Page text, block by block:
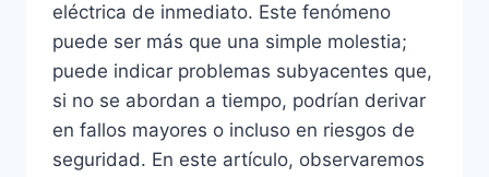
eléctrica de inmediato. Este fenómeno
puede ser más que una simple molestia;
puede indicar problemas subyacentes que,
si no se abordan a tiempo, podrían derivar
en fallos mayores o incluso en riesgos de
seguridad. En este artículo, observaremos